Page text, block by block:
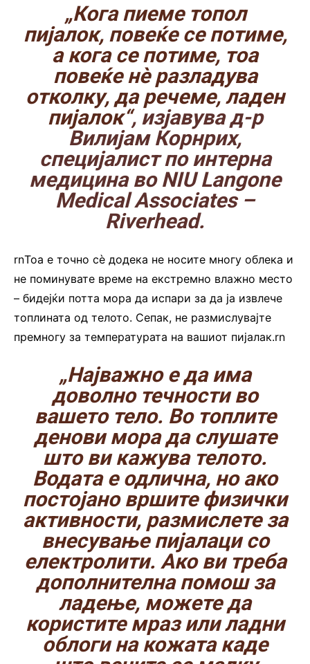
„Кога пиеме топол
пијалок, повеќе се потиме,
а кога се потиме, тоа
повеќе нè разладува
отколку, да речеме, ладен
пијалок“, изјавува д-р
Вилијам Корнрих,
специјалист по интерна
медицина во NIU Langone
Medical Associates –
Riverhead.
rnТоа е точно сè додека не носите многу облека и
не поминувате време на екстремно влажно место
– бидејќи потта мора да испари за да ја извлече
топлината од телото. Сепак, не размислувајте
премногу за температурата на вашиот пијалак.rn
„Најважно е да има
доволно течности во
вашето тело. Во топлите
денови мора да слушате
што ви кажува телото.
Водата е одлична, но ако
постојано вршите физички
активности, размислете за
внесување пијалаци со
електролити. Ако ви треба
дополнителна помош за
ладење, можете да
користите мраз или ладни
облоги на кожата каде